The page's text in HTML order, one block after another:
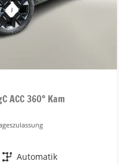
ACC 360° Kam
Getriebe Automatik